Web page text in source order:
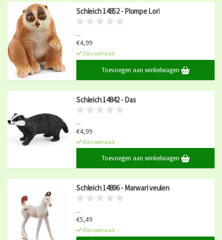
Schleich 14852 - Plompe Lori
...
€4,99
Op voorraad
Toevoegen aan winkelwagen
Schleich 14842 - Das
...
€4,99
Op voorraad
Toevoegen aan winkelwagen
Schleich 14896 - Marwari veulen
...
€5,49
Op voorraad